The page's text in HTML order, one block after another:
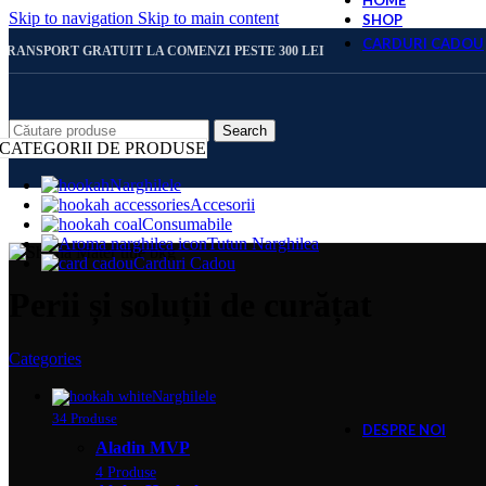
Skip to navigation Skip to main content
GRATUIT LA COMENZI PESTE 300 LEI
Search
CATEGORII DE PRODUSE
Narghilele
Accesorii
Consumabile
Tutun Narghilea
Carduri Cadou
SHOP
CARDURI CADOU
DESPRE NOI
Categories
Narghilele
34 Produse
Aladin MVP
4 Produse